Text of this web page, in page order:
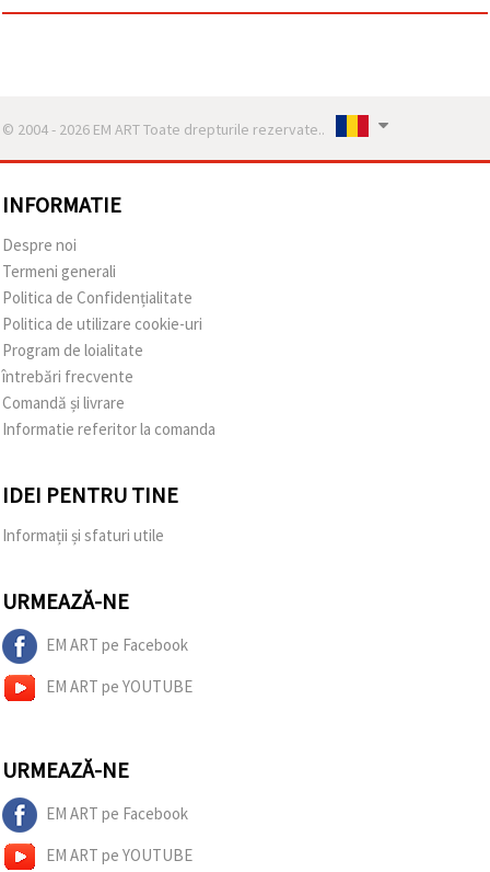
© 2004 - 2026 EM ART Toate drepturile rezervate..
INFORMATIE
Despre noi
Termeni generali
Politica de Confidențialitate
Politica de utilizare cookie-uri
Program de loialitate
întrebări frecvente
Comandă și livrare
Informatie referitor la comanda
IDEI PENTRU TINE
Informații și sfaturi utile
URMEAZĂ-NE
EM ART pe Facebook
EM ART pe YOUTUBE
URMEAZĂ-NE
EM ART pe Facebook
EM ART pe YOUTUBE